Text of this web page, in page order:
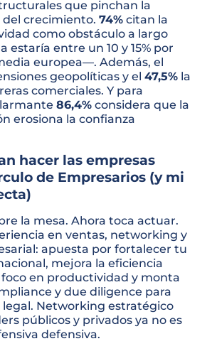
que pinchan la
crecimiento. 74% citan la
como obstáculo a largo
estaría entre un 10 y 15% por
europea—. Además, el
geopolíticas y el 47,5% la
comerciales. Y para
86,4% considera que la
erosiona la confianza
hacer las empresas
de Empresarios (y mi
la mesa. Ahora toca actuar.
en ventas, networking y
apuesta por fortalecer tu
mejora la eficiencia
en productividad y monta
y due diligence para
Networking estratégico
públicos y privados ya no es
defensiva.